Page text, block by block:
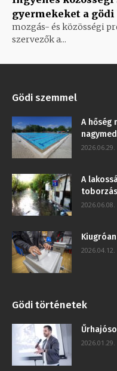
gyermekeket a
mozgás- és közösségi
szervezők a...
Gödi szemmel
A hőség
2026.06.29.
A
2026.06.08.
2026.04.12.
Gödi történetek
2026.01.29.